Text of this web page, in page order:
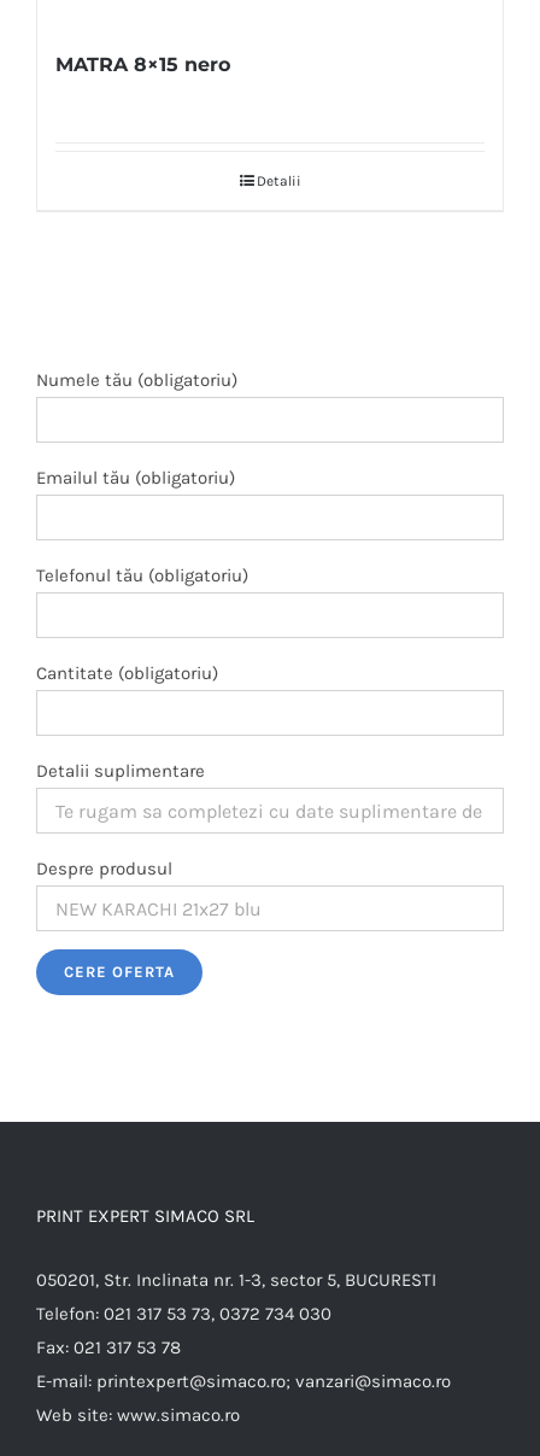
MATRA 8×15 nero
Detalii
Numele tău (obligatoriu)
Emailul tău (obligatoriu)
Telefonul tău (obligatoriu)
Cantitate (obligatoriu)
Detalii suplimentare
Despre produsul
Please leave this field empty.
PRINT EXPERT SIMACO SRL
050201, Str. Inclinata nr. 1-3, sector 5, BUCURESTI
Telefon: 021 317 53 73, 0372 734 030
Fax: 021 317 53 78
E-mail: printexpert@simaco.ro; vanzari@simaco.ro
Web site: www.simaco.ro